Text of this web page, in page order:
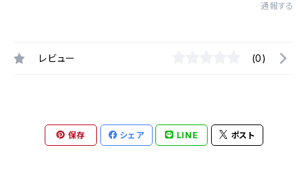
通報する
レビュー (0)
保存 シェア LINE ポスト